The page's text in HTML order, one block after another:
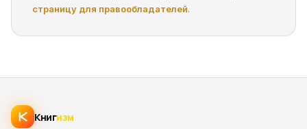
страницу для правообладателей.
Книгизм